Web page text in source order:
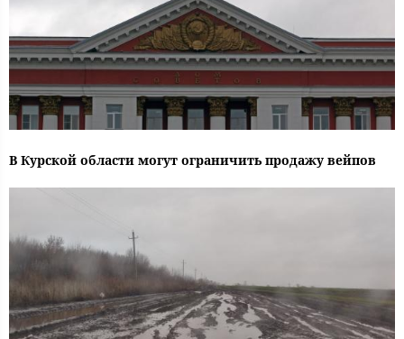
В Курской области могут ограничить продажу вейпов